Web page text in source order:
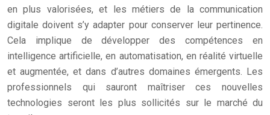
en plus valorisées, et les métiers de la communication
digitale doivent s’y adapter pour conserver leur pertinence.
Cela implique de développer des compétences en
intelligence artificielle, en automatisation, en réalité virtuelle
et augmentée, et dans d’autres domaines émergents. Les
professionnels qui sauront maîtriser ces nouvelles
technologies seront les plus sollicités sur le marché du